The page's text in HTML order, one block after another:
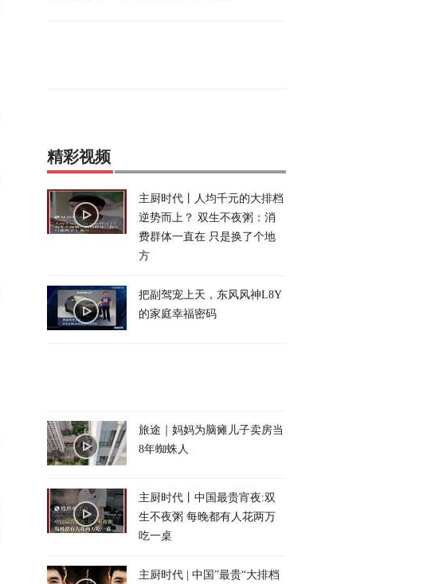
精彩视频
主厨时代丨人均千元的大排档
逆势而上？ 双生不夜粥：消
费群体一直在 只是换了个地
方
把副驾宠上天，东风风神L8Y
的家庭幸福密码
旅途｜妈妈为脑瘫儿子卖房当
8年蜘蛛人
主厨时代丨中国最贵宵夜:双
生不夜粥 每晚都有人花两万
吃一桌
主厨时代 | 中国”最贵“大排档